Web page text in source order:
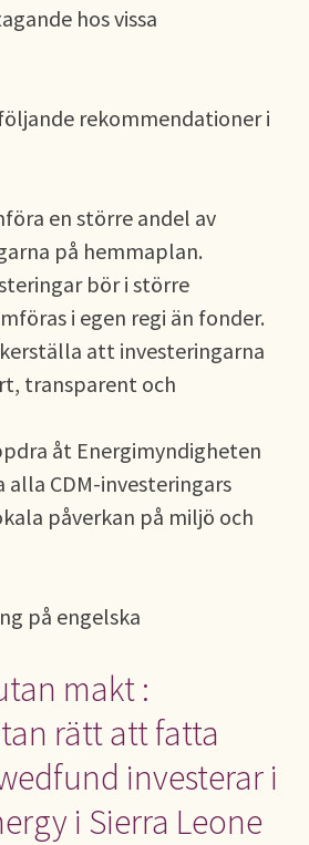
hos vissa
rekommendationer i
en större andel av
på hemmaplan.
bör i större
i egen regi än fonder.
att investeringarna
transparent och
åt Energimyndigheten
CDM-investeringars
påverkan på miljö och
på engelska
makt :
rätt att fatta
investerar i
i Sierra Leone